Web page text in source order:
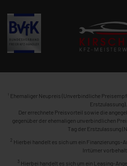
1 Ehemaliger Neupreis (Unverbindliche
Erstzulassung).
Der errechnete Preisvorteil sowie die
gegenüber der ehemaligen unverbindlichen
Tag der Erstzulassung
2 Hierbei handelt es sich um ein Finanzierungs-
Irrtümer
3 Hierbei handelt es sich um ein Leasing-